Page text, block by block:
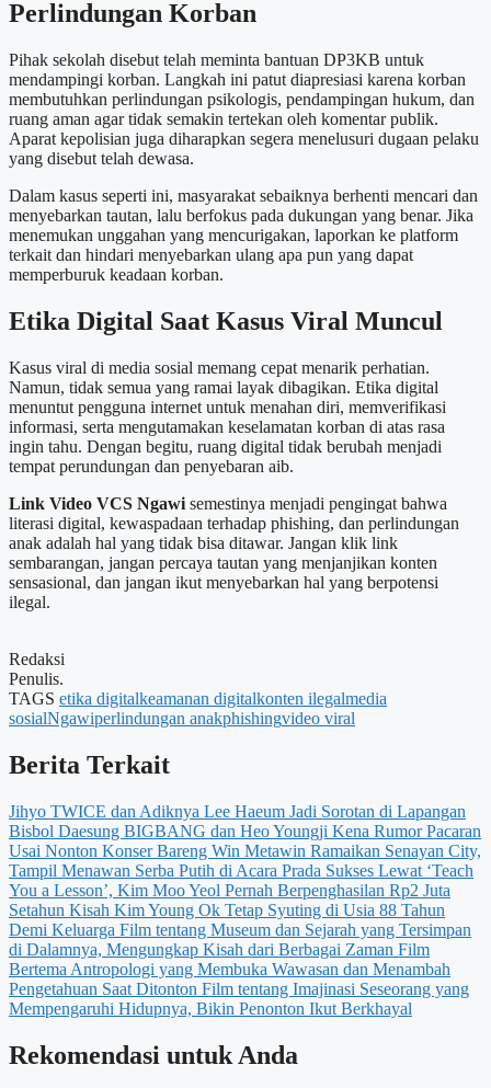
Perlindungan Korban
Pihak sekolah disebut telah meminta bantuan DP3KB untuk
mendampingi korban. Langkah ini patut diapresiasi karena korban
membutuhkan perlindungan psikologis, pendampingan hukum, dan
ruang aman agar tidak semakin tertekan oleh komentar publik.
Aparat kepolisian juga diharapkan segera menelusuri dugaan pelaku
yang disebut telah dewasa.
Dalam kasus seperti ini, masyarakat sebaiknya berhenti mencari dan
menyebarkan tautan, lalu berfokus pada dukungan yang benar. Jika
menemukan unggahan yang mencurigakan, laporkan ke platform
terkait dan hindari menyebarkan ulang apa pun yang dapat
memperburuk keadaan korban.
Etika Digital Saat Kasus Viral Muncul
Kasus viral di media sosial memang cepat menarik perhatian.
Namun, tidak semua yang ramai layak dibagikan. Etika digital
menuntut pengguna internet untuk menahan diri, memverifikasi
informasi, serta mengutamakan keselamatan korban di atas rasa
ingin tahu. Dengan begitu, ruang digital tidak berubah menjadi
tempat perundungan dan penyebaran aib.
Link Video VCS Ngawi semestinya menjadi pengingat bahwa
literasi digital, kewaspadaan terhadap phishing, dan perlindungan
anak adalah hal yang tidak bisa ditawar. Jangan klik link
sembarangan, jangan percaya tautan yang menjanjikan konten
sensasional, dan jangan ikut menyebarkan hal yang berpotensi
ilegal.
Redaksi
Penulis.
TAGS etika digitalkeamanan digitalkonten ilegalmedia
sosialNgawiperlindungan anakphishingvideo viral
Berita Terkait
Jihyo TWICE dan Adiknya Lee Haeum Jadi Sorotan di Lapangan
Bisbol Daesung BIGBANG dan Heo Youngji Kena Rumor Pacaran
Usai Nonton Konser Bareng Win Metawin Ramaikan Senayan City,
Tampil Menawan Serba Putih di Acara Prada Sukses Lewat ‘Teach
You a Lesson’, Kim Moo Yeol Pernah Berpenghasilan Rp2 Juta
Setahun Kisah Kim Young Ok Tetap Syuting di Usia 88 Tahun
Demi Keluarga Film tentang Museum dan Sejarah yang Tersimpan
di Dalamnya, Mengungkap Kisah dari Berbagai Zaman Film
Bertema Antropologi yang Membuka Wawasan dan Menambah
Pengetahuan Saat Ditonton Film tentang Imajinasi Seseorang yang
Mempengaruhi Hidupnya, Bikin Penonton Ikut Berkhayal
Rekomendasi untuk Anda